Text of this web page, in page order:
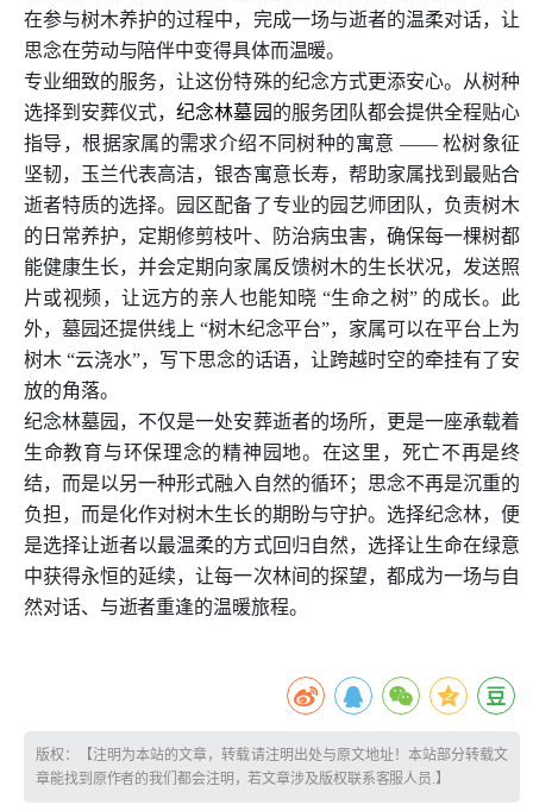
在参与树木养护的过程中，完成一场与逝者的温柔对话，让
思念在劳动与陪伴中变得具体而温暖。
专业细致的服务，让这份特殊的纪念方式更添安心。从树种
选择到安葬仪式，纪念林墓园 的服务团队都会提供全程贴心
指导，根据家属的需求介绍不同树种的寓意 —— 松树象征
坚韧，玉兰代表高洁，银杏寓意长寿，帮助家属找到最贴合
逝者特质的选择。园区配备了专业的园艺师团队，负责树木
的日常养护，定期修剪枝叶、防治病虫害，确保每一棵树都
能健康生长，并会定期向家属反馈树木的生长状况，发送照
片或视频，让远方的亲人也能知晓 “生命之树” 的成长。此
外，墓园还提供线上 “树木纪念平台”，家属可以在平台上为
树木 “云浇水”，写下思念的话语，让跨越时空的牵挂有了安
放的角落。
纪念林墓园，不仅是一处安葬逝者的场所，更是一座承载着
生命教育与环保理念的精神园地。在这里，死亡不再是终
结，而是以另一种形式融入自然的循环；思念不再是沉重的
负担，而是化作对树木生长的期盼与守护。选择纪念林，便
是选择让逝者以最温柔的方式回归自然，选择让生命在绿意
中获得永恒的延续，让每一次林间的探望，都成为一场与自
然对话、与逝者重逢的温暖旅程。
版权：【注明为本站的文章，转载请注明出处与原文地址！本站部分转载文
章能找到原作者的我们都会注明，若文章涉及版权联系客服人员.】